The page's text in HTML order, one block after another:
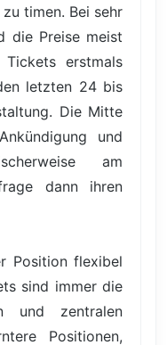
timen. Bei sehr
die Preise meist
erstmals
letzten 24 bis
Die Mitte
und
am
dann ihren
Position flexibel
sind immer die
und zentralen
Positionen,